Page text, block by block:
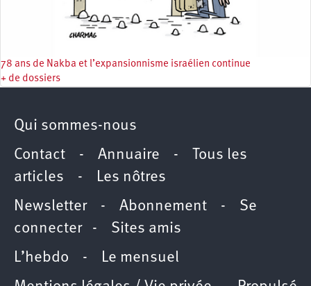
78 ans de Nakba et l’expansionnisme israélien continue
+ de dossiers
Qui sommes-nous
Contact - Annuaire -
Tous les
articles -
Les nôtres
Newsletter- Abonnement - Se
connecter- Sites amis
L’hebdo -
Le mensuel